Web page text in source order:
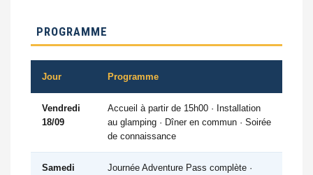
PROGRAMME
Jour Programme
Vendredi
18/09
Accueil à partir de 15h00 · Installation
au glamping · Dîner en commun · Soirée
de connaissance
Samedi
Journée Adventure Pass complète ·